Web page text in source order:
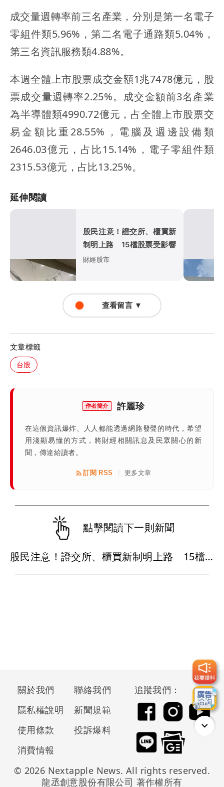
成交量週轉率前三名產業，分別是第一名電子
零組件類5.96%，第二名電子通路類5.04%，
第三名資訊服務類4.88%。
本週全體上市股票成交金額1兆7478億元，股
票成交量週轉率2.25%。成交金額前3名產業
為半導體類4990.72億元，占全體上市股票交
易金額比重28.55%，電腦及週邊設備類
2646.03億元，占比15.14%，電子零組件類
2315.53億元，占比13.25%。
延伸閱讀
股民注意！證交所、櫃買新
制明上路 15檔股票受影響
財經股市
查看留言 ▼
文章標籤
台股
作者簡介 許麗珍
在這個資訊爆炸、人人都能透過網路發聲的時代，希望
用淺顯易懂的方式，將財經相關訊息及民眾關心的新
聞，傳達給讀者。
訂閱 RSS 更多文章
點擊閱讀下一則新聞
股民注意！證交所、櫃買新制明上路 15檔股票受影響
關於我們
聯絡我們
隱私權說明
新聞規範
使用條款
投訴爆料
消費情報
追蹤我們：
© 2026 Nextapple News. All rights reserved.
龍丞創意股份有限公司 著作權所有